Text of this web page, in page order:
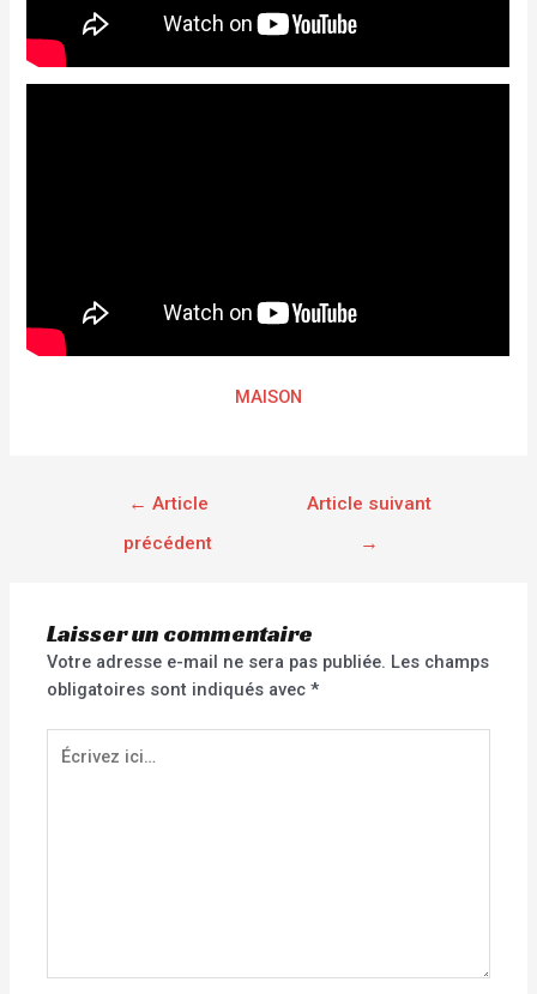
MAISON
← Article
précédent
Article suivant
→
Laisser un commentaire
Votre adresse e-mail ne sera pas publiée. Les champs
obligatoires sont indiqués avec*
Écrivez
ici…